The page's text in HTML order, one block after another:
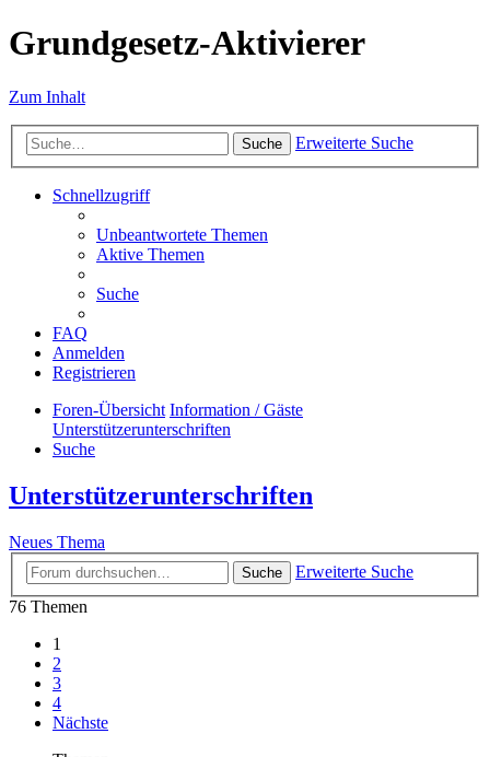
Grundgesetz-Aktivierer
Zum Inhalt
Suche Erweiterte Suche
Schnellzugriff
Unbeantwortete Themen
Aktive Themen
Suche
FAQ
Anmelden
Registrieren
Foren-Übersicht Information / Gäste
Unterstützerunterschriften
Suche
Unterstützerunterschriften
Neues Thema
Suche
Erweiterte Suche
76 Themen
1
2
3
4
Nächste